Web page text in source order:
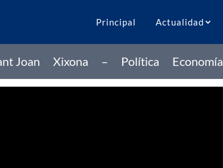
Principal Actualidad
Joan Xixona – Política Economía